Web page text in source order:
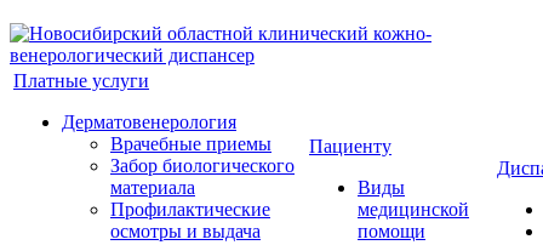
Платные услуги
Дерматовенерология
Врачебные приемы
Забор биологического
материала
Профилактические
осмотры и выдача
Пациенту
Виды
медицинской
помощи